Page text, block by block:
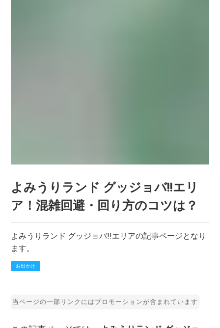
よみうりランド グッジョバ!!エリ
ア！混雑回避・回り方のコツは？
よみうりランド グッジョバ!!エリアの記事ページとなり
ます。
お出かけ